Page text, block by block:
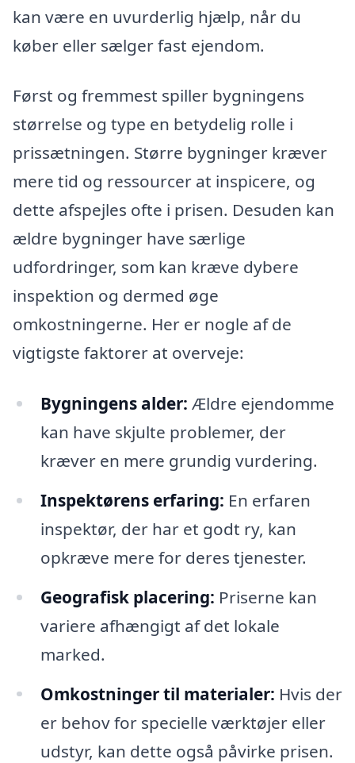
kan være en uvurderlig hjælp, når du
køber eller sælger fast ejendom.
Først og fremmest spiller bygningens
størrelse og type en betydelig rolle i
prissætningen. Større bygninger kræver
mere tid og ressourcer at inspicere, og
dette afspejles ofte i prisen. Desuden kan
ældre bygninger have særlige
udfordringer, som kan kræve dybere
inspektion og dermed øge
omkostningerne. Her er nogle af de
vigtigste faktorer at overveje:
Bygningens alder: Ældre ejendomme
kan have skjulte problemer, der
kræver en mere grundig vurdering.
Inspektørens erfaring: En erfaren
inspektør, der har et godt ry, kan
opkræve mere for deres tjenester.
Geografisk placering: Priserne kan
variere afhængigt af det lokale
marked.
Omkostninger til materialer: Hvis der
er behov for specielle værktøjer eller
udstyr, kan dette også påvirke prisen.